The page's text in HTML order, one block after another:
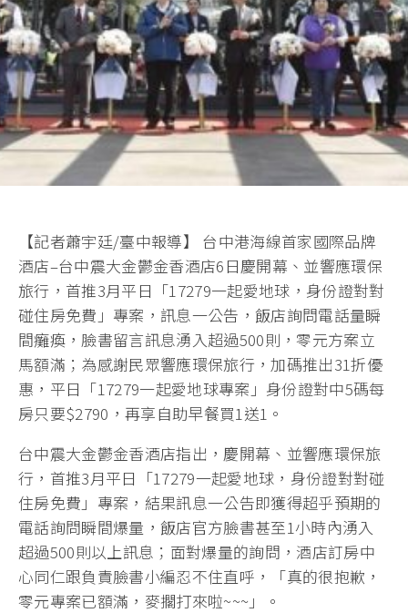
【記者蕭宇廷/臺中報導】 台中港海線首家國際品牌
酒店–台中震大金鬱金香酒店6日慶開幕、並響應環保
旅行，首推3月平日「17279一起愛地球，身份證對對
碰住房免費」專案，訊息一公告，飯店詢問電話量瞬
間癱瘓，臉書留言訊息湧入超過500則，零元方案立
馬額滿；為感謝民眾響應環保旅行，加碼推出31折優
惠，平日「17279一起愛地球專案」身份證對中5碼每
房只要$2790，再享自助早餐買1送1。
台中震大金鬱金香酒店指出，慶開幕、並響應環保旅
行，首推3月平日「17279一起愛地球，身份證對對碰
住房免費」專案，結果訊息一公告即獲得超乎預期的
電話詢問瞬間爆量，飯店官方臉書甚至1小時內湧入
超過500則以上訊息；面對爆量的詢問，酒店訂房中
心同仁跟負責臉書小編忍不住直呼，「真的很抱歉，
零元專案已額滿，麥擱打來啦~~~」。